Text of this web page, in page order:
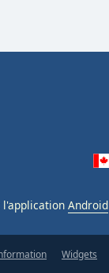
Android
Widgets